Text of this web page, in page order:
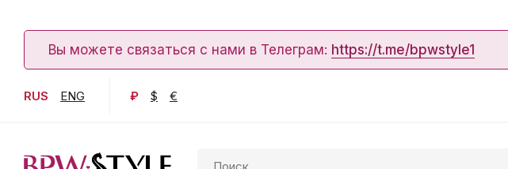
Вы можете связаться с нами в Телеграм: https://t.me/bpwstyle1
RUS ENG ₽ $ €